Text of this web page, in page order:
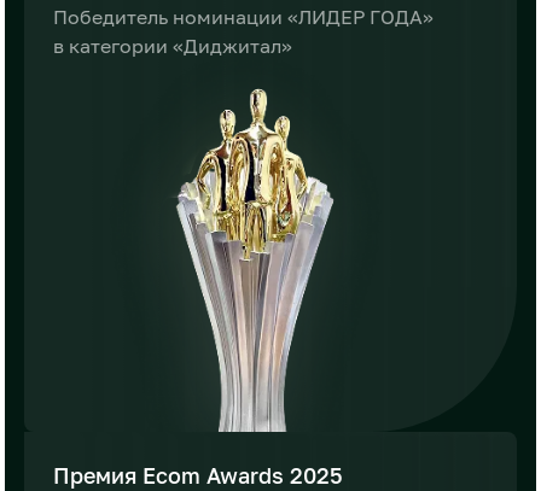
Победитель номинации «ЛИДЕР ГОДА»
в категории «Диджитал»
Премия Ecom Awards 2025